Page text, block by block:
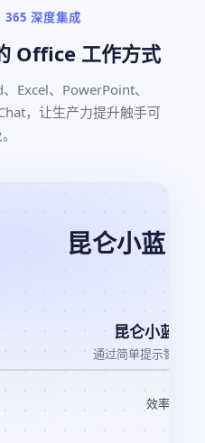
365 深度集成
Office 工作方式
Excel、PowerPoint、
，让生产力提升触手可
昆仑小蓝
昆仑小蓝
通过简单提示智能生
效率提升